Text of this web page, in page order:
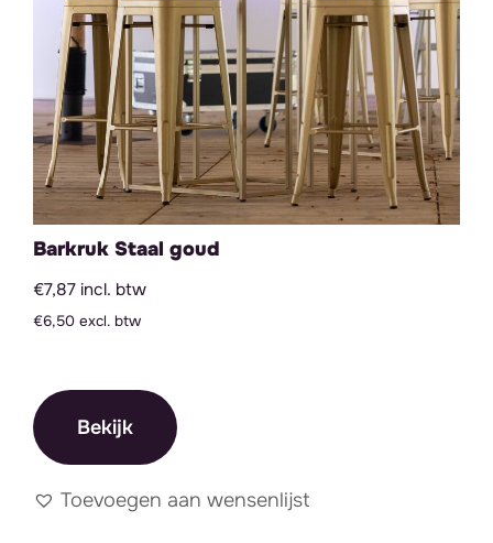
Barkruk Staal goud
€7,87 incl. btw
€6,50 excl. btw
Bekijk
Toevoegen aan wensenlijst